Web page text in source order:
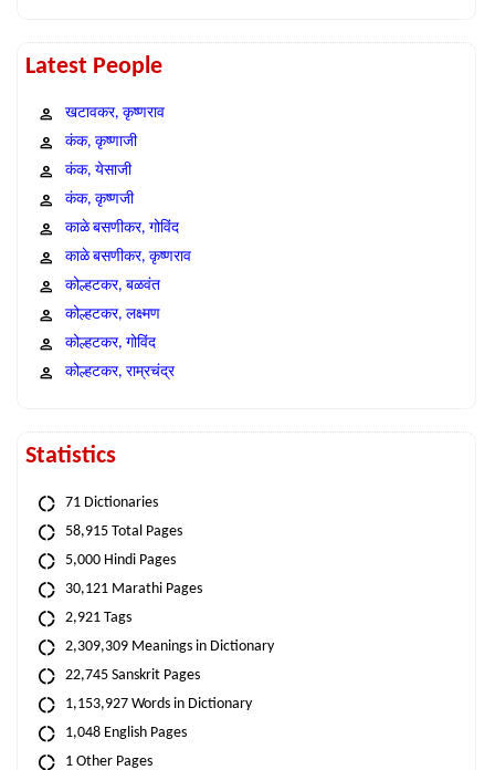
Latest People
खटावकर, कृष्णराव
कंक, कृष्णाजी
कंक, येसाजी
कंक, कृष्णजी
काळे बसणीकर, गोविंद
काळे बसणीकर, कृष्णराव
कोल्हटकर, बळवंत
कोल्हटकर, लक्ष्मण
कोल्हटकर, गोविंद
कोल्हटकर, राम्रचंद्र
Statistics
71 Dictionaries
58,915 Total Pages
5,000 Hindi Pages
30,121 Marathi Pages
2,921 Tags
2,309,309 Meanings in Dictionary
22,745 Sanskrit Pages
1,153,927 Words in Dictionary
1,048 English Pages
1 Other Pages